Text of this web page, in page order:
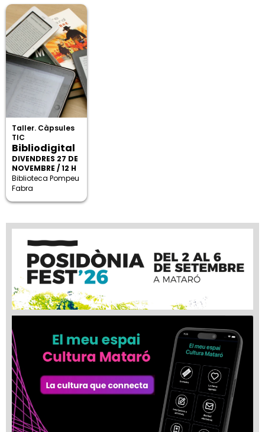
Taller. Càpsules
TIC
Bibliodigital
DIVENDRES 27 DE
NOVEMBRE / 12 H
Biblioteca Pompeu
Fabra